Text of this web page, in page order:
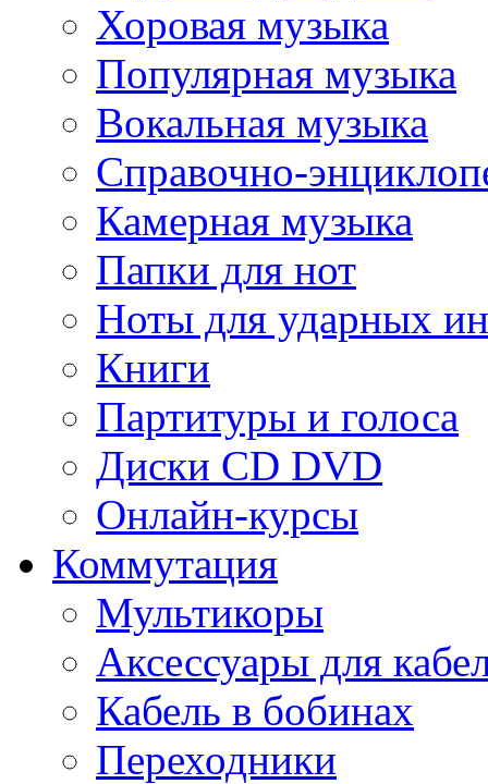
Хоровая музыка
Популярная музыка
Вокальная музыка
Справочно-
Камерная музыка
Папки для нот
Ноты для ударных
Книги
Партитуры и голоса
Диски CD DVD
Онлайн-курсы
Коммутация
Мультикоры
Аксессуары для
Кабель в бобинах
Переходники